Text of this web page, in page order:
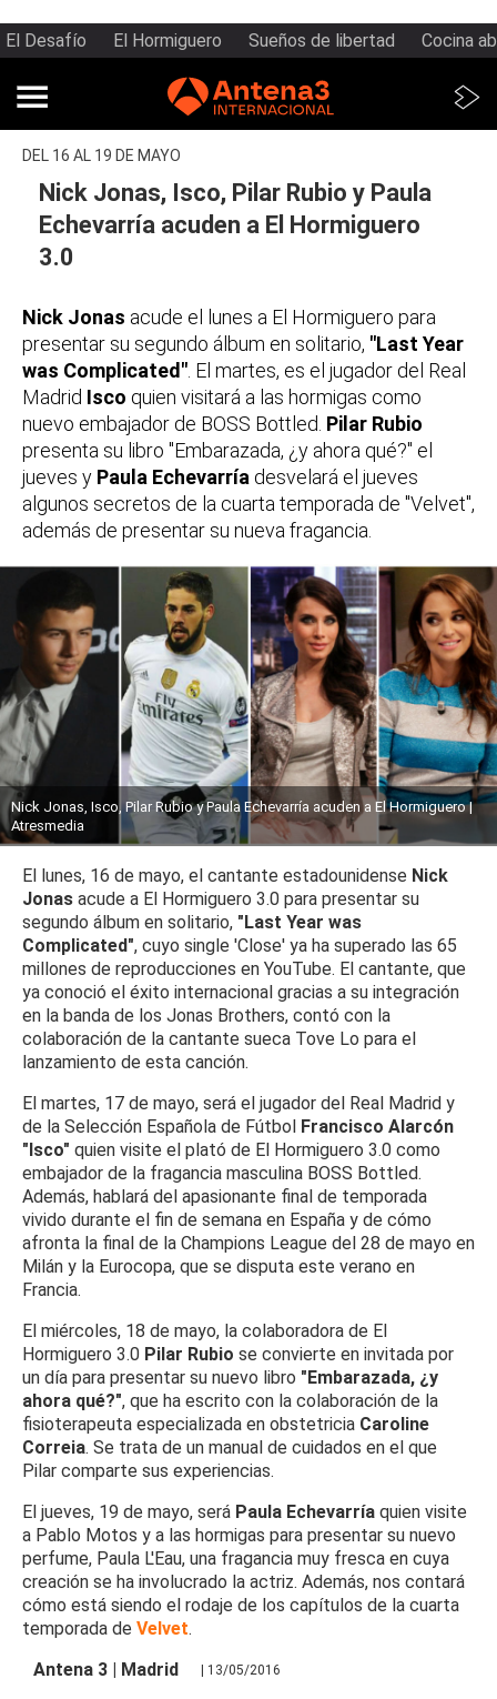
El Desafío El Hormiguero Sueños de libertad Cocina
DEL 16 AL 19 DE MAYO
Nick Jonas, Isco, Pilar Rubio y Paula
Echevarría acuden a El Hormiguero
3.0
Nick Jonas acude el lunes a El Hormiguero para
presentar su segundo álbum en solitario, "Last Year
was Complicated" . El martes, es el jugador del Real
Madrid Isco quien visitará a las hormigas como
nuevo embajador de BOSS Bottled. Pilar Rubio
presenta su libro "Embarazada, ¿y ahora qué?" el
jueves y Paula Echevarría desvelará el jueves
algunos secretos de la cuarta temporada de "Velvet",
además de presentar su nueva fragancia.
Nick Jonas, Isco, Pilar Rubio y Paula Echevarría acuden a El Hormiguero |
Atresmedia
El lunes, 16 de mayo, el cantante estadounidense Nick
Jonas acude a El Hormiguero 3.0 para presentar su
segundo álbum en solitario, "Last Year was
Complicated", cuyo single 'Close' ya ha superado las 65
millones de reproducciones en YouTube. El cantante, que
ya conoció el éxito internacional gracias a su integración
en la banda de los Jonas Brothers, contó con la
colaboración de la cantante sueca Tove Lo para el
lanzamiento de esta canción.
El martes, 17 de mayo, será el jugador del Real Madrid y
de la Selección Española de Fútbol Francisco Alarcón
"Isco" quien visite el plató de El Hormiguero 3.0 como
embajador de la fragancia masculina BOSS Bottled.
Además, hablará del apasionante final de temporada
vivido durante el fin de semana en España y de cómo
afronta la final de la Champions League del 28 de mayo en
Milán y la Eurocopa, que se disputa este verano en
Francia.
El miércoles, 18 de mayo, la colaboradora de El
Hormiguero 3.0 Pilar Rubio se convierte en invitada por
un día para presentar su nuevo libro "Embarazada, ¿y
ahora qué?", que ha escrito con la colaboración de la
fisioterapeuta especializada en obstetricia Caroline
Correia. Se trata de un manual de cuidados en el que
Pilar comparte sus experiencias.
El jueves, 19 de mayo, será Paula Echevarría quien visite
a Pablo Motos y a las hormigas para presentar su nuevo
perfume, Paula L'Eau, una fragancia muy fresca en cuya
creación se ha involucrado la actriz. Además, nos contará
cómo está siendo el rodaje de los capítulos de la cuarta
temporada de Velvet.
Antena 3 | Madrid
| 13/05/2016